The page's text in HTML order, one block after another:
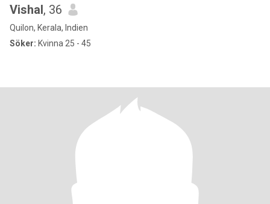
Vishal, 36
Quilon, Kerala, Indien
Söker: Kvinna 25 - 45